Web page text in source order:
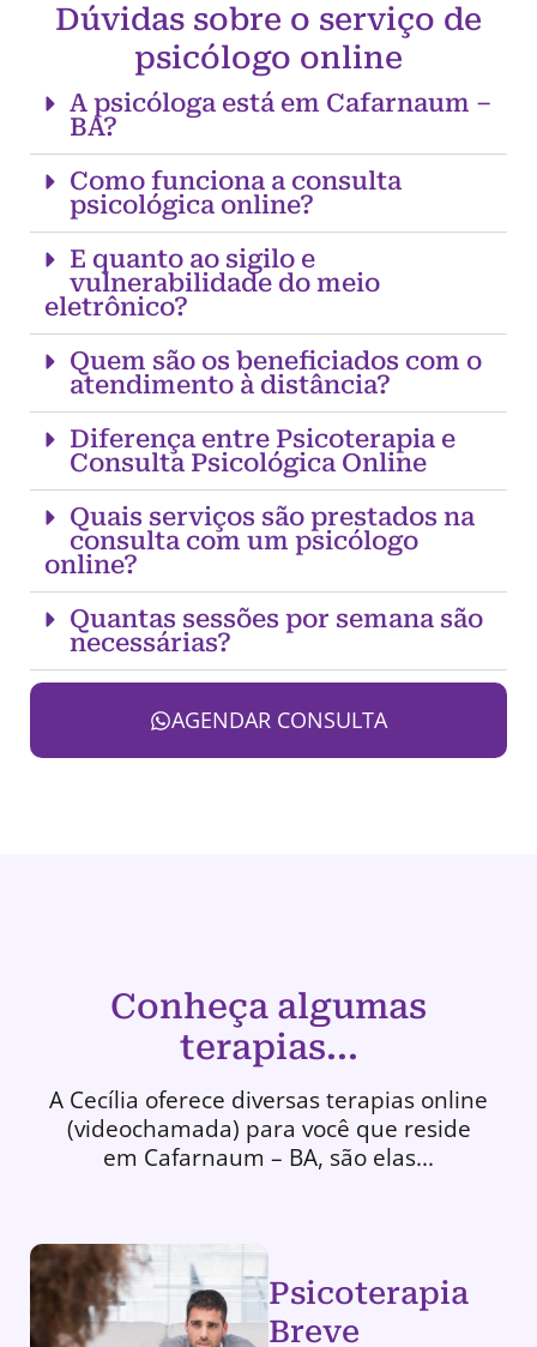
Dúvidas sobre o serviço de
psicólogo online
A psicóloga está em Cafarnaum –
BA?
Como funciona a consulta
psicológica online?
E quanto ao sigilo e
vulnerabilidade do meio
eletrônico?
Quem são os beneficiados com o
atendimento à distância?
Diferença entre Psicoterapia e
Consulta Psicológica Online
Quais serviços são prestados na
consulta com um psicólogo
online?
Quantas sessões por semana são
necessárias?
AGENDAR CONSULTA
Conheça algumas
terapias...
A Cecília oferece diversas terapias online
(videochamada) para você que reside
em Cafarnaum – BA, são elas...
Psicoterapia
Breve